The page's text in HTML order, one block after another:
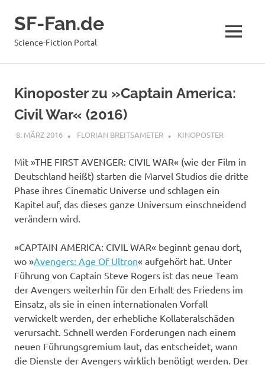
InhaltSF-Fan.de
Science-Fiction Portal MENÜ
Kinoposter zu »Captain America:
Civil War« (2016)
8. MÄRZ 2016 FLORIAN BREITSAMETER KINOPOSTER
Mit »THE FIRST AVENGER: CIVIL WAR« (wie der Film in
Deutschland heißt) starten die Marvel Studios die dritte
Phase ihres Cinematic Universe und schlagen ein
Kapitel auf, das dieses ganze Universum einschneidend
verändern wird.
»CAPTAIN AMERICA: CIVIL WAR« beginnt genau dort,
wo »Avengers: Age Of Ultron« aufgehört hat. Unter
Führung von Captain Steve Rogers ist das neue Team
der Avengers weiterhin für den Erhalt des Friedens im
Einsatz, als sie in einen internationalen Vorfall
verwickelt werden, der erhebliche Kollateralschäden
verursacht. Schnell werden Forderungen nach einem
neuen Führungsgremium laut, das entscheidet, wann
die Dienste der Avengers wirklich benötigt werden. Der